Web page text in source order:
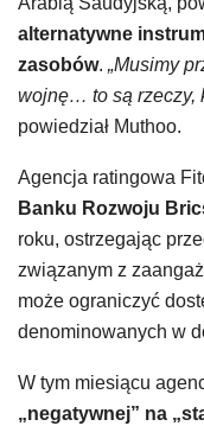
alternatywne
zasobów. „Musimy
wojnę… to są rzeczy,
powiedział Muthoo.
Agencja ratingowa
Banku Rozwoju
roku, ostrzegając
związanym z
może ograniczyć
denominowanych w
W tym miesiącu
„negatywnej” na